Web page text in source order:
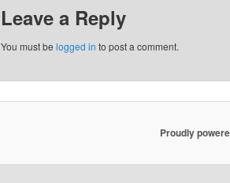
Leave a Reply
You must be logged in to post a comment.
Proudly